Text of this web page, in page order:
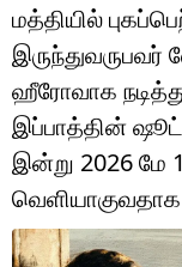
லைஃப்ஸ்டைல்
வணிகம்
டெக்னாலஜி
ஆன்மீகம்
வைரல்
மத்தியில்
ஹீரோவாக
இப்பாத்தின்
இன்று 2026 மே
வெளியாகுவதாக